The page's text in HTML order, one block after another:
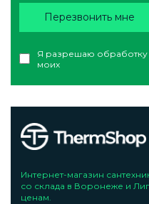
Я разрешаю обработку
моих
Перезвонить мне
Интернет-магазин
со склада в Воронеже и
ценам.